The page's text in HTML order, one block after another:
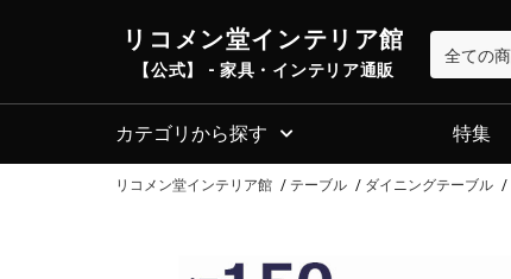
リコメン堂インテリア館
【公式】 - 家具・インテリア通販
カテゴリから探す 特集
リコメン堂インテリア館 テーブル ダイニングテーブル